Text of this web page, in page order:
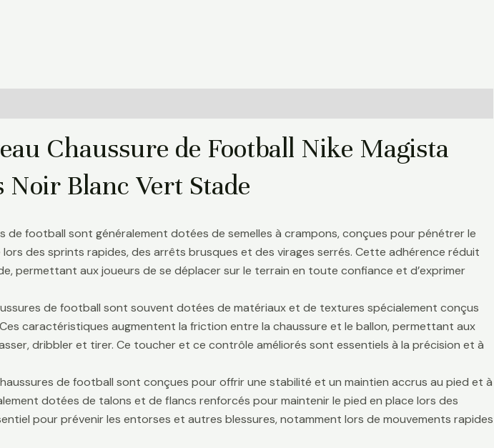
Chaussure de Football Nike Magista
Blanc Vert Stade
de football sont généralement dotées de semelles à crampons, conçues pour pénétrer le
des sprints rapides, des arrêts brusques et des virages serrés. Cette adhérence réduit
permettant aux joueurs de se déplacer sur le terrain en toute confiance et d’exprimer
de football sont souvent dotées de matériaux et de textures spécialement conçus
caractéristiques augmentent la friction entre la chaussure et le ballon, permettant aux
dribbler et tirer. Ce toucher et ce contrôle améliorés sont essentiels à la précision et à
de football sont conçues pour offrir une stabilité et un maintien accrus au pied et à
dotées de talons et de flancs renforcés pour maintenir le pied en place lors des
pour prévenir les entorses et autres blessures, notamment lors de mouvements rapides